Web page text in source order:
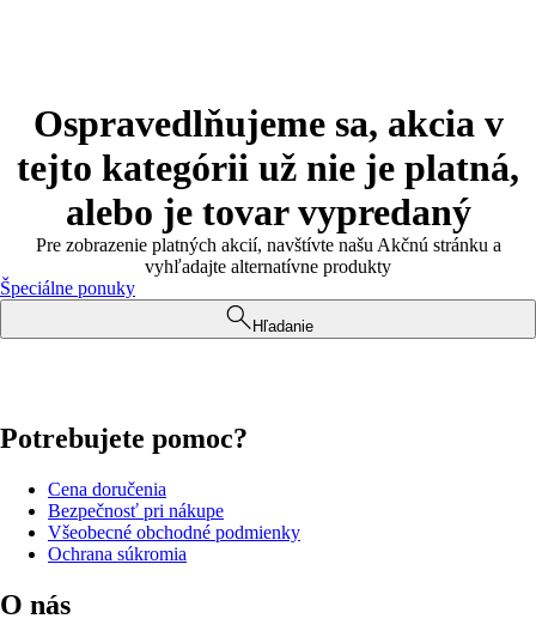
Ospravedlňujeme sa, akcia v
tejto kategórii už nie je platná,
alebo je tovar vypredaný
Pre zobrazenie platných akcií, navštívte našu Akčnú stránku a
vyhľadajte alternatívne produkty
Špeciálne ponuky
Hľadanie
Potrebujete pomoc?
Cena doručenia
Bezpečnosť pri nákupe
Všeobecné obchodné podmienky
Ochrana súkromia
O nás